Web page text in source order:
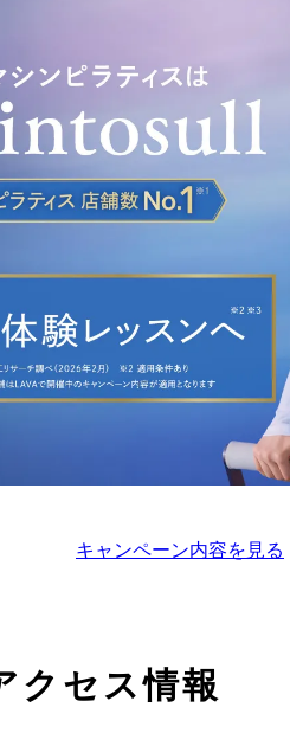
キャンペーン内容を見る
クセス情報